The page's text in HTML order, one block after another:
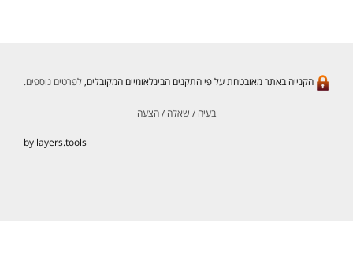
הקנייה באתר מאובטחת על פי התקנים הבינלאומיים המקובלים,לפרטים נוספים.
בעיה / שאלה / הצעה
by layers.tools